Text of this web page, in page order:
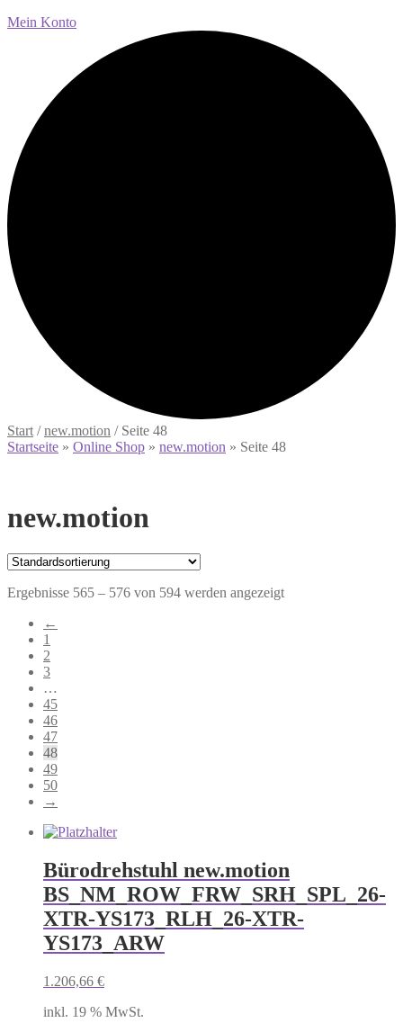
Mein Konto
Start /new.motion / Seite 48
Startseite » Online Shop » new.motion » Seite 48
new.motion
Ergebnisse 565 – 576 von 594 werden angezeigt
←
1
2
3
…
45
46
47
48
49
50
→
Bürodrehstuhl new.motion
BS_NM_ROW_FRW_SRH_SPL_26-
XTR-YS173_RLH_26-XTR-
YS173_ARW
1.206,66 €
inkl. 19 % MwSt.